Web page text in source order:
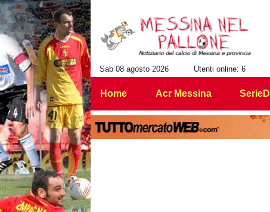
Sab 08 agosto 2026 Utenti online: 6
Home Acr Messina SerieD